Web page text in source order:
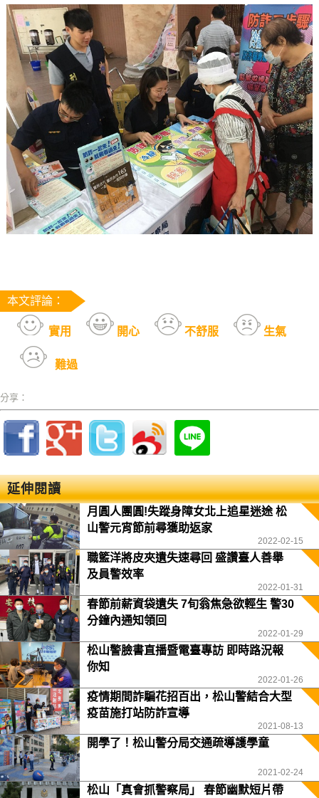
本文評論：
實用 開心 不舒服 生氣
難過
分享：
延伸閱讀
月圓人團圓!失蹤身障女北上追星迷途 松
山警元宵節前尋獲助返家
2022-02-15
職籃洋將皮夾遺失速尋回 盛讚臺人善舉
及員警效率
2022-01-31
春節前薪資袋遺失 7旬翁焦急欲輕生 警30
分鐘內通知領回
2022-01-29
松山警臉書直播暨電臺專訪 即時路況報
你知
2022-01-26
疫情期間詐騙花招百出，松山警結合大型
疫苗施打站防詐宣導
2021-08-13
開學了！松山警分局交通疏導護學童
2021-02-24
松山「真會抓警察局」 春節幽默短片帶